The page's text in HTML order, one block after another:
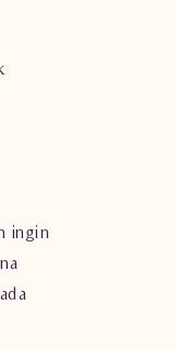
ingin